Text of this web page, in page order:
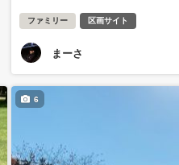
ファミリー 区画サイト
まーさ
6